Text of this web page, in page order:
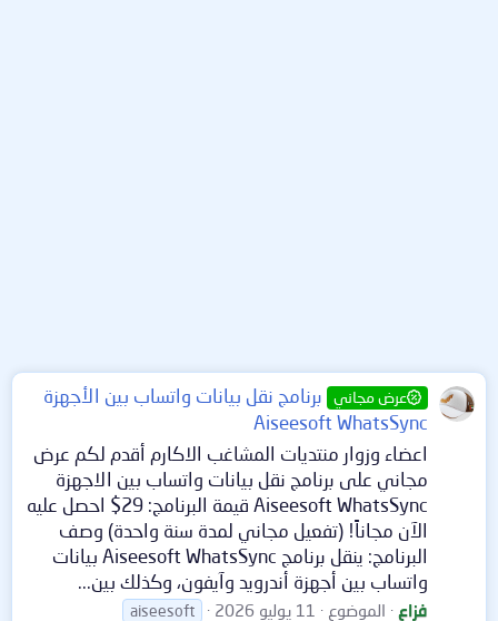
عرض مجاني
برنامج نقل بيانات واتساب بين الأجهزة
Aiseesoft WhatsSync
اعضاء وزوار منتديات المشاغب الاكارم أقدم لكم عرض
مجاني على برنامج نقل بيانات واتساب بين الاجهزة
Aiseesoft WhatsSync قيمة البرنامج: 29$ احصل عليه
الآن مجاناً! (تفعيل مجاني لمدة سنة واحدة) وصف
البرنامج: ينقل برنامج Aiseesoft WhatsSync بيانات
واتساب بين أجهزة أندرويد وآيفون، وكذلك بين...
فزاع الموضوع 11 يوليو 2026
aiseesoft